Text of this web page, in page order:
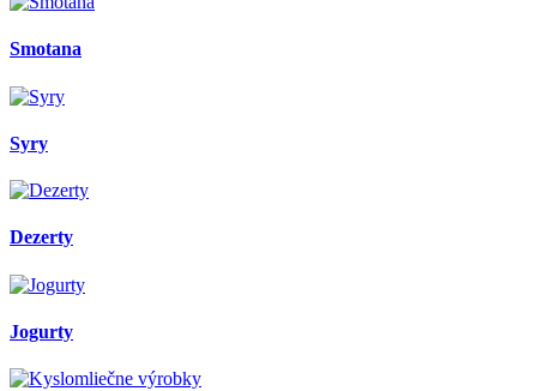
Smotana
Syry
Dezerty
Jogurty